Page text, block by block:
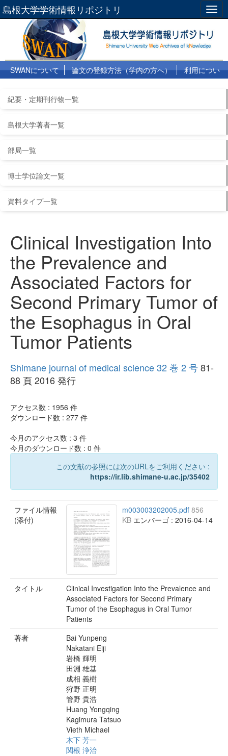
島根大学学術情報リポジトリ
SWANについて 論文の登録方法（学内の方へ）
利用につい
紀要・定期刊行物一覧
島根大学著者一覧
部局一覧
博士学位論文一覧
資料タイプ一覧
Clinical Investigation Into
the Prevalence and
Associated Factors for
Second Primary Tumor of
the Esophagus in Oral
Tumor Patients
Shimane journal of medical science 32 巻 2 号81-
88 頁 2016 発行
アクセス数 : 1956 件
ダウンロード数 : 277 件
今月のアクセス数 : 3 件
今月のダウンロード数 : 0 件
この文献の参照には次のURLをご利用ください :
https://ir.lib.shimane-u.ac.jp/35402
ファイル情報
(添付)
m003003202005.pdf 856
KB エンバーゴ : 2016-04-14
タイトル
Clinical Investigation Into the Prevalence and
Associated Factors for Second Primary
Tumor of the Esophagus in Oral Tumor
Patients
著者
Bai Yunpeng
Nakatani Eiji
岩橋 輝明
田淵 雄基
成相 義樹
狩野 正明
管野 貴浩
Huang Yongqing
Kagimura Tatsuo
Vieth Michael
木下 芳一
関根 浄治